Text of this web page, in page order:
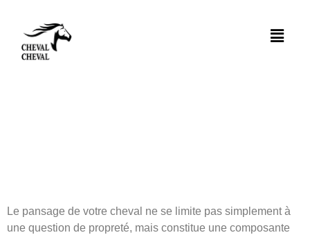
Grooming
Deluxe –
Le pansage de votre cheval ne se limite pas simplement à
une question de propreté, mais constitue une composante